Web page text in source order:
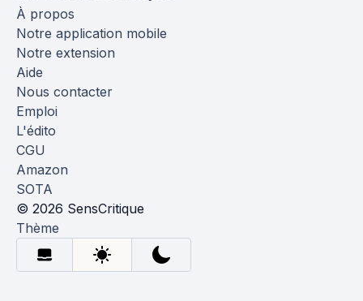
À propos
Notre application mobile
Notre extension
Aide
Nous contacter
Emploi
L'édito
CGU
Amazon
SOTA
© 2026 SensCritique
Thème